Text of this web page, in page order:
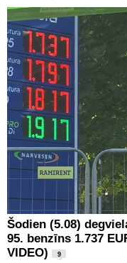
Šodien (5.08)
95. benzīns 1.737
VIDEO)
9